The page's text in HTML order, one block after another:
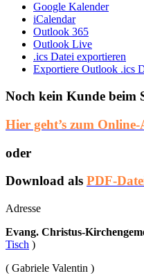
Google Kalender
iCalendar
Outlook 365
Outlook Live
.ics Datei exportieren
Exportiere Outlook .ics
Noch kein Kunde beim
Hier geht’s zum
oder
Download als PDF-
Adresse
Evang. Christus-
Tisch )
( Gabriele Valentin )